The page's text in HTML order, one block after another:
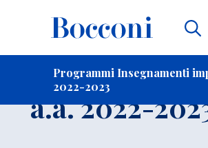
Programmi Insegnamenti
2022-2023
a.a. 2022-